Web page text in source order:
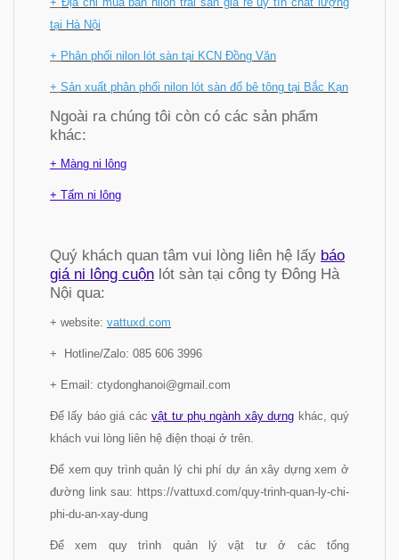
tại Hà Nội
+ Phân phối nilon lót sàn tại KCN Đồng Văn
+ Sản xuất phân phối nilon lót sàn đổ bê tông tại Bắc Kạn
Ngoài ra chúng tôi còn có các sản phẩm
khác:
+ Màng ni lông
+ Tấm ni lông
Quý khách quan tâm vui lòng liên hệ lấy báo
giá ni lông cuộn lót sàn tại công ty Đông Hà
Nội qua:
+ website: vattuxd.com
+ Hotline/Zalo: 085 606 3996
+ Email: ctydonghanoi@gmail.com
Để lấy báo giá cácvật tư phụ ngành xây dựng khác, quý
khách vui lòng liên hệ điện thoại ở trên.
Để xem quy trình quản lý chi phí dự án xây dựng xem ở
đường link sau: https://vattuxd.com/quy-trinh-quan-ly-chi-
phi-du-an-xay-dung
Để xem quy trình quản lý vật tư ở các tổng